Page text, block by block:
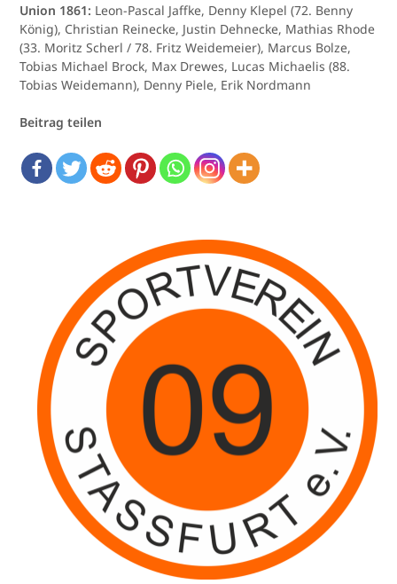
Union 1861: Leon-Pascal Jaffke, Denny Klepel (72. Benny
König), Christian Reinecke, Justin Dehnecke, Mathias Rhode
(33. Moritz Scherl / 78. Fritz Weidemeier), Marcus Bolze,
Tobias Michael Brock, Max Drewes, Lucas Michaelis (88.
Tobias Weidemann), Denny Piele, Erik Nordmann
Beitrag teilen